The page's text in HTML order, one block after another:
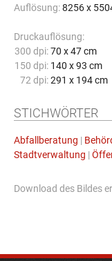
Auflösung:8256 x
Druckauflösung:
300 dpi: 70 x 47 cm
150 dpi: 140 x 93 cm
72 dpi: 291 x 194 cm
STICHWÖRTER
Abfallberatung |
Stadtverwaltung |
Download des Bildes